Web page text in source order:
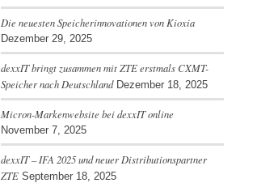
Die neuesten Speicherinnovationen von Kioxia
Dezember 29, 2025
dexxIT bringt zusammen mit ZTE erstmals CXMT-
Speicher nach Deutschland Dezember 18, 2025
Micron-Markenwebsite bei dexxIT online
November 7, 2025
dexxIT – IFA 2025 und neuer Distributionspartner
ZTE September 18, 2025